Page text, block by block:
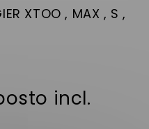
XTOO , MAX , S ,
incl.